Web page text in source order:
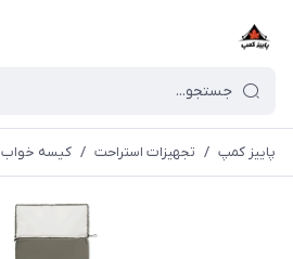
پاییز کمپ / تجهیزات استراحت / کیسه خواب